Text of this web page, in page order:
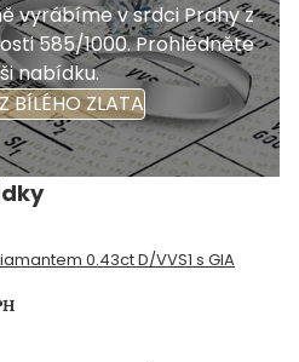
vyrábíme v srdci Prahy z
585/1000. Prohlédněte
nabídku.
BÍLÉHO ZLATA
0.43ct D/VVS1 s GIA